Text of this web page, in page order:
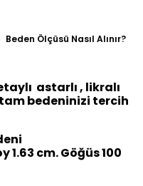
Beden Ölçüsü Nasıl Alınır?
astarlı , likralı
bedeninizi tercih
1.63 cm. Göğüs 100